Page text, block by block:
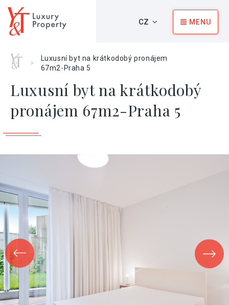
CZ MENU
Home
>
Luxusní byt na krátkodobý pronájem
67m2-Praha 5
Luxusní byt na krátkodobý
pronájem 67m2-Praha 5